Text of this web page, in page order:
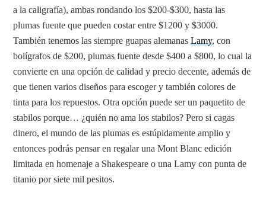
a la caligrafía), ambas rondando los $200-$300, hasta las
plumas fuente que pueden costar entre $1200 y $3000.
También tenemos las siempre guapas alemanasLamy, con
bolígrafos de $200, plumas fuente desde $400 a $800, lo cual la
convierte en una opción de calidad y precio decente, además de
que tienen varios diseños para escoger y también colores de
tinta para los repuestos. Otra opción puede ser un paquetito de
stabilos porque… ¿quién no ama los stabilos? Pero si cagas
dinero, el mundo de las plumas es estúpidamente amplio y
entonces podrás pensar en regalar una Mont Blanc edición
limitada en homenaje a Shakespeare o una Lamy con punta de
titanio por siete mil pesitos.